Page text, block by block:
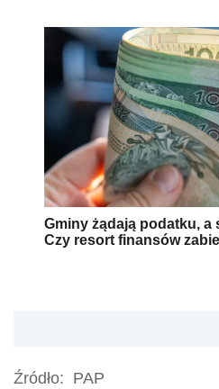
Gminy żądają podatku, a
Czy resort finansów
Źródło: PAP